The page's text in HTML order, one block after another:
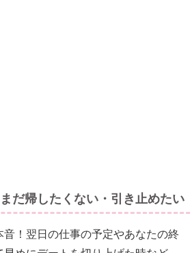
だ帰したくない・引き止めたい
！翌日の仕事の予定やあなたの終